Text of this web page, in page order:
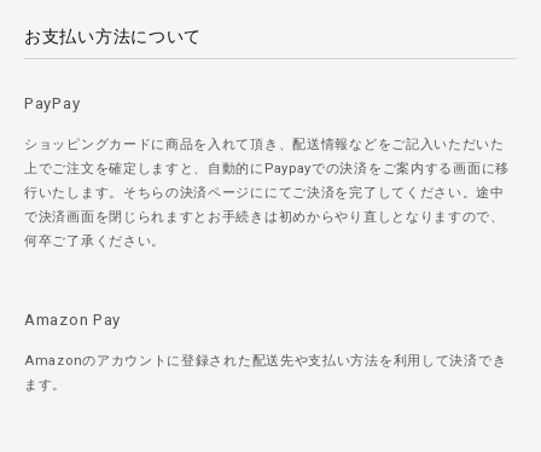
お支払い方法について
PayPay
ショッピングカードに商品を入れて頂き、配送情報などをご記入いただいた
上でご注文を確定しますと、自動的にPaypayでの決済をご案内する画面に移
行いたします。そちらの決済ページににてご決済を完了してください。途中
で決済画面を閉じられますとお手続きは初めからやり直しとなりますので、
何卒ご了承ください。
Amazon Pay
Amazonのアカウントに登録された配送先や支払い方法を利用して決済でき
ます。